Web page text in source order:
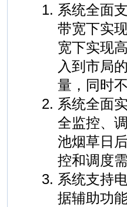
系统全面
带宽下实
宽下实现
入到市局
量，同时
系统全面
全监控、
池烟草日
控和调度需
系统支持
据辅助功